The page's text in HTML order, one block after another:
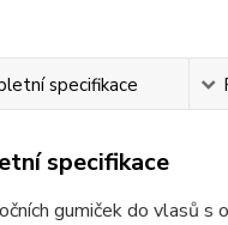
specifikace
specifikace
gumiček do vlasů